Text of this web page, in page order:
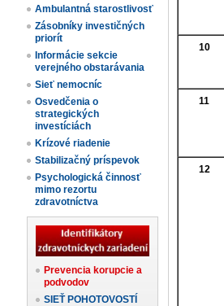
Ambulantná starostlivosť
Zásobníky investičných
priorít
Informácie sekcie
verejného obstarávania
Sieť nemocníc
Osvedčenia o
strategických
investíciách
Krízové riadenie
Stabilizačný príspevok
Psychologická činnosť
mimo rezortu
zdravotníctva
Prevencia korupcie a
podvodov
SIEŤ POHOTOVOSTÍ
10
11
12